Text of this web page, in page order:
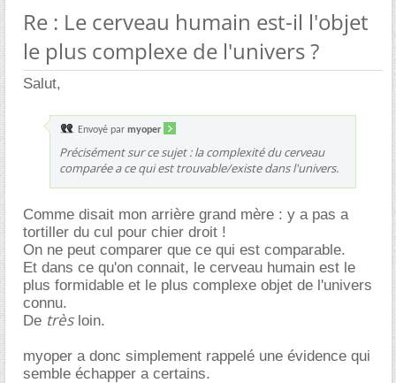
Re : Le cerveau humain est-il l'objet
le plus complexe de l'univers ?
Salut,
Envoyé par myoper
Précisément sur ce sujet : la complexité du cerveau
comparée a ce qui est trouvable/existe dans l'univers.
Comme disait mon arrière grand mère : y a pas a
tortiller du cul pour chier droit !
On ne peut comparer que ce qui est comparable.
Et dans ce qu'on connait, le cerveau humain est le
plus formidable et le plus complexe objet de l'univers
connu.
De trèsloin.
myoper a donc simplement rappelé une évidence qui
semble échapper a certains.